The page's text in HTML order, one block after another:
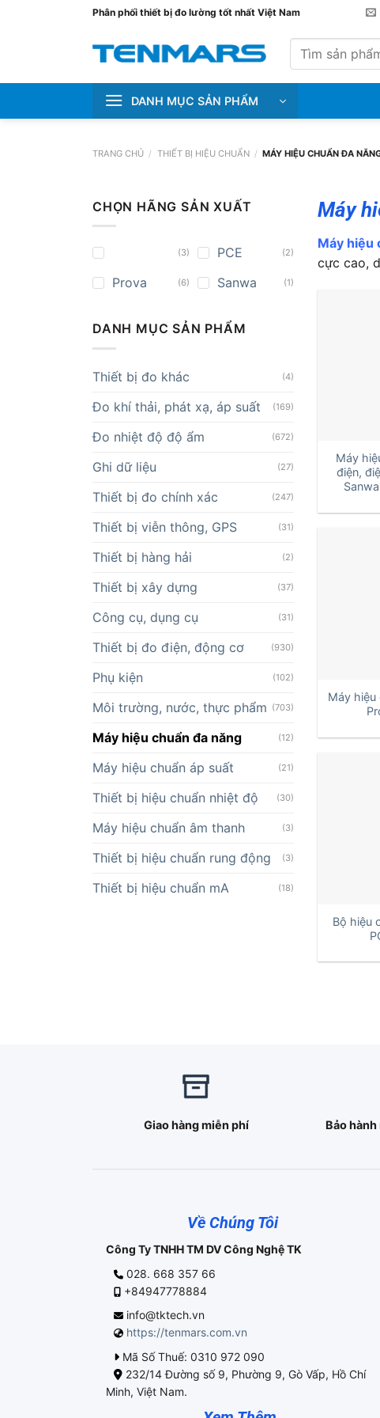
Phân phối thiết bị đo lường tốt nhất Việt Nam
kiếm:
DANH MỤC SẢN PHẨM
TRANG CHỦ / THIẾT BỊ HIỆU CHUẨN / MÁY HIỆU CHUẨN ĐA
CHỌN HÃNG SẢN XUẤT
(3) PCE (2)
Prova (6) Sanwa (1)
DANH MỤC SẢN PHẨM
Thiết bị đo khác (4)
Đo khí thải, phát xạ, áp suất (169)
Đo nhiệt độ độ ẩm (672)
Ghi dữ liệu (27)
Thiết bị đo chính xác (247)
Thiết bị viễn thông, GPS (31)
Thiết bị hàng hải (2)
Thiết bị xây dựng (37)
Công cụ, dụng cụ (31)
Thiết bị đo điện, động cơ (930)
Phụ kiện (102)
Môi trường, nước, thực phẩm (703)
Máy hiệu chuẩn đa năng (12)
Máy hiệu chuẩn áp suất (21)
Thiết bị hiệu chuẩn nhiệt độ (30)
Máy hiệu chuẩn âm thanh (3)
Thiết bị hiệu chuẩn rung động (3)
Thiết bị hiệu chuẩn mA (18)
Máy
Máy hiệu
cực cao,
Máy
điện,
Máy
Bộ hiệu
Giao hàng miễn phí Bảo
Về Chúng Tôi
Công Ty TNHH TM DV Công Nghệ TK
028. 668 357 66
+84947778884
info@tktech.vn
https://tenmars.com.vn
Mã Số Thuế: 0310 972 090
232/14 Đường số 9, Phường 9, Gò Vấp, Hồ Chí
Minh, Việt Nam.